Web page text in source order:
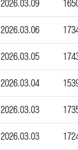
2026.03.09
2026.03.06
2026.03.05
2026.03.04
2026.03.03
2026.03.03